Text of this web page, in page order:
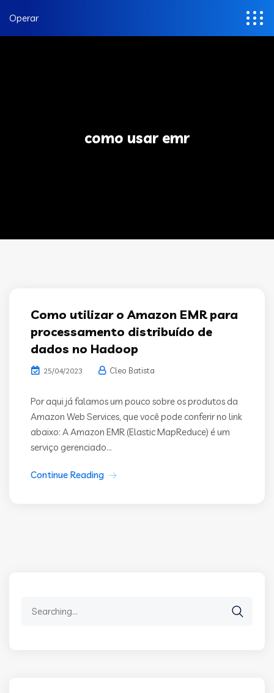
Operar
como usar emr
Como utilizar o Amazon EMR para
processamento distribuído de
dados no Hadoop
25/04/2023 Cleo Batista
Por aqui já falamos um pouco sobre os produtos da
Amazon Web Services, que você pode conferir no link
abaixo: A Amazon EMR (Elastic MapReduce) é um
serviço gerenciado...
Continue Reading